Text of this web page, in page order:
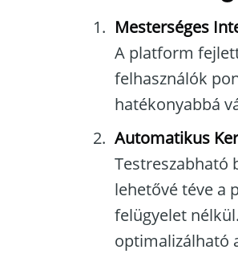
Mesterséges
A platform
felhasználók
hatékonyabbá
Automatikus
Testreszabható
lehetővé téve a
felügyelet
optimalizálható